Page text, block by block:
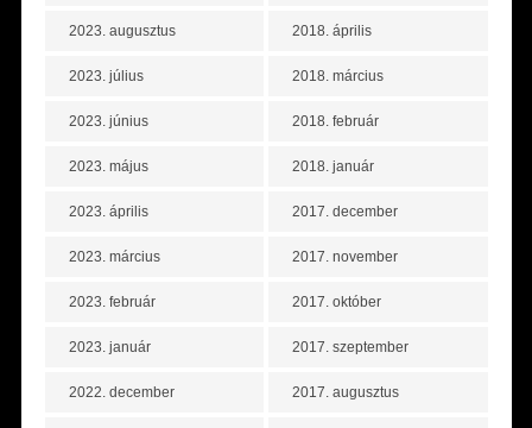
2023. augusztus
2023. július
2023. június
2023. május
2023. április
2023. március
2023. február
2023. január
2022. december
2018. április
2018. március
2018. február
2018. január
2017. december
2017. november
2017. október
2017. szeptember
2017. augusztus